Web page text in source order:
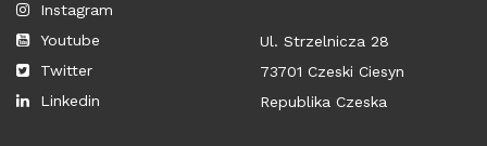
Instagram
Youtube
Twitter
Linkedin
Ul. Strzelnicza 28
73701 Czeski Ciesyn
Republika Czeska